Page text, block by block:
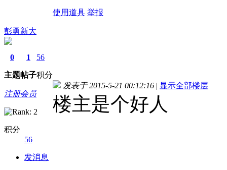
使用道具 举报
彭勇新大
0
主题
1
帖子
56
积分
注册会员
积分
56
发消息
发表于 2015-5-21 00:12:16 | 显示全部楼层
楼主是个好人